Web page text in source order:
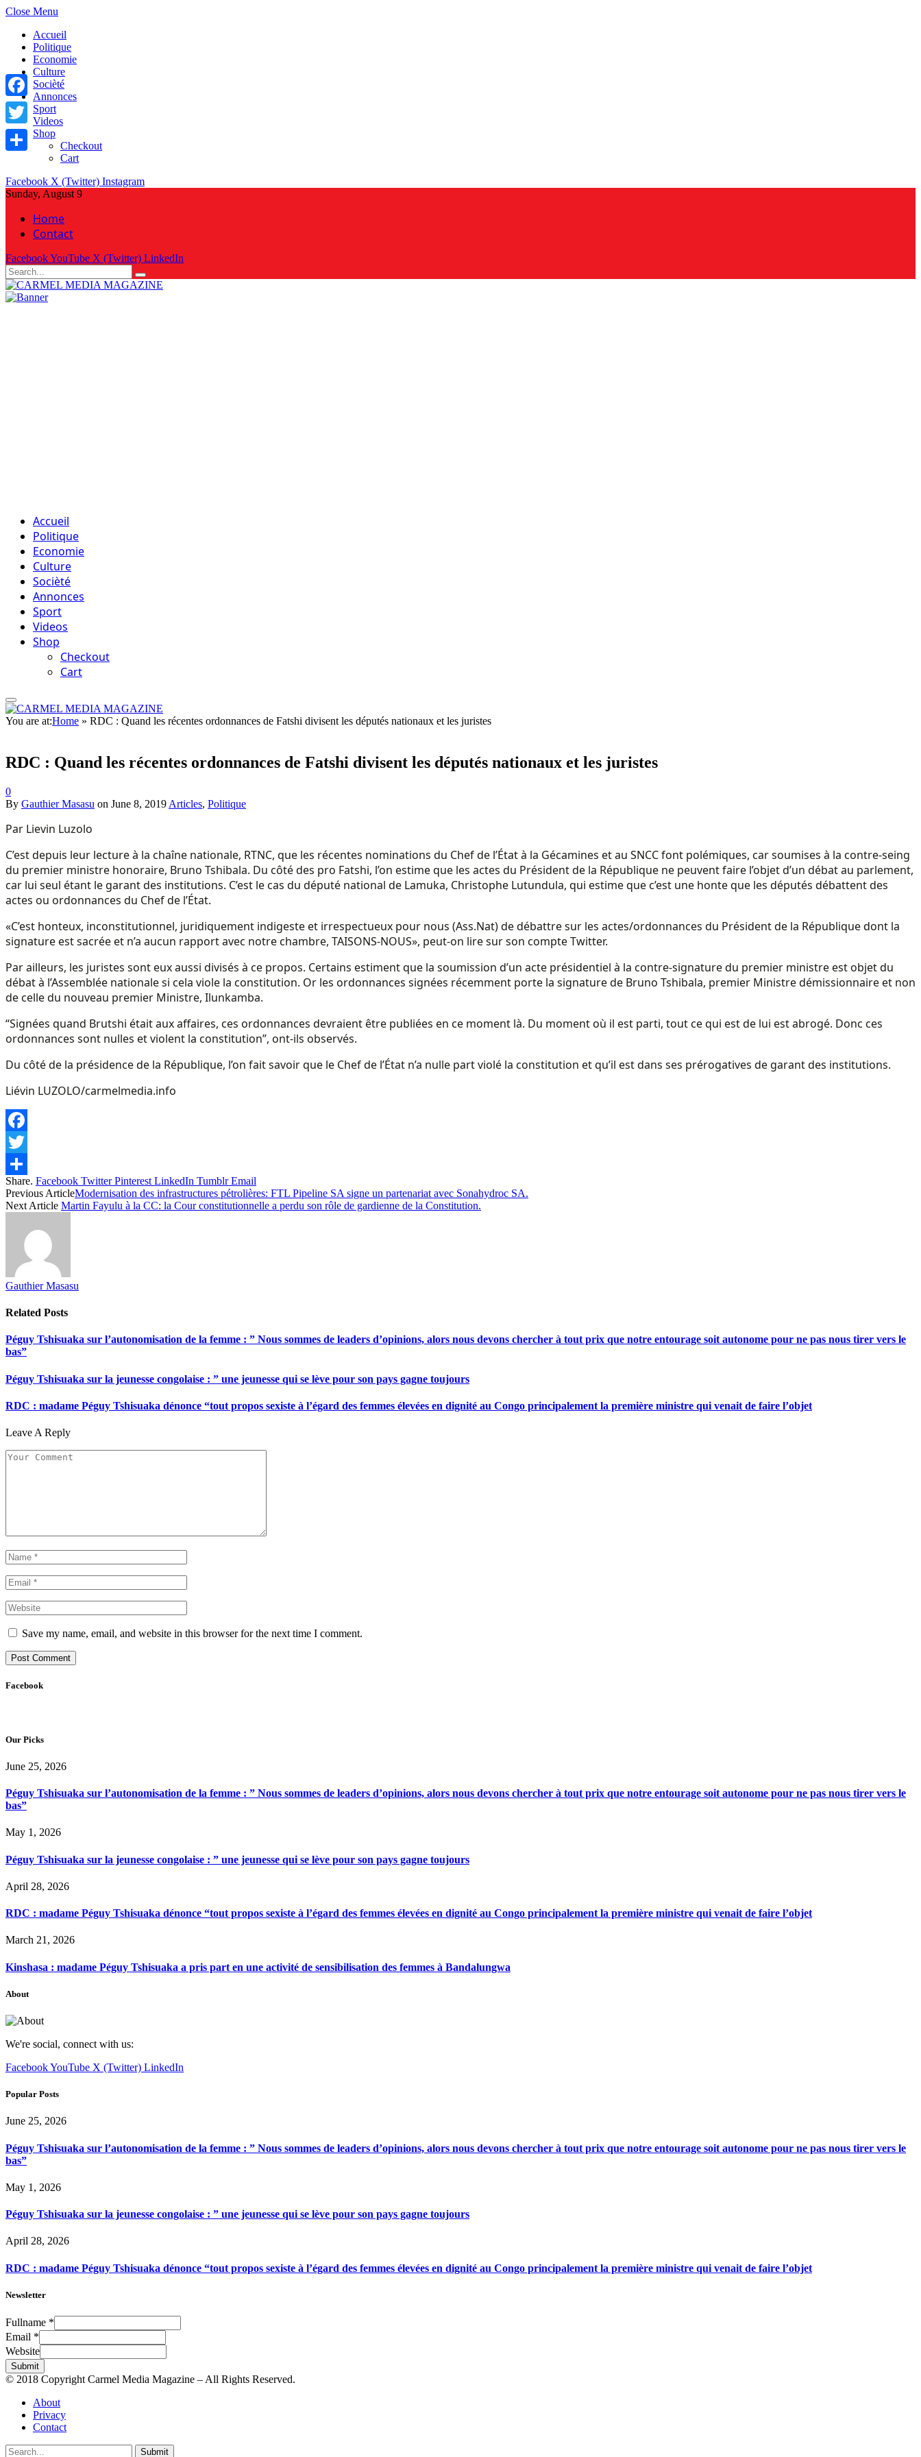
Close Menu
Accueil
Politique
Economie
Culture
Socièté
Annonces
Sport
Videos
Shop
Checkout
Cart
Facebook X (Twitter) Instagram
Sunday, August 9
Home
Contact
FacebookYouTube X (Twitter) LinkedIn
Accueil
Politique
Economie
Culture
Socièté
Annonces
Sport
Videos
Shop
Checkout
Cart
You are at:Home » RDC : Quand les récentes ordonnances de Fatshi divisent les députés nationaux et les juristes
RDC : Quand les récentes ordonnances de Fatshi divisent les députés nationaux et les juristes
0
By Gauthier Masasu on June 8, 2019 Articles, Politique
Par Lievin Luzolo
C’est depuis leur lecture à la chaîne nationale, RTNC, que les récentes nominations du Chef de l’État à la Gécamines et au SNCC font polémiques, car soumises à la contre-seing
du premier ministre honoraire, Bruno Tshibala. Du côté des pro Fatshi, l’on estime que les actes du Président de la République ne peuvent faire l’objet d’un débat au parlement,
car lui seul étant le garant des institutions. C’est le cas du député national de Lamuka, Christophe Lutundula, qui estime que c’est une honte que les députés débattent des
actes ou ordonnances du Chef de l’État.
«C’est honteux, inconstitutionnel, juridiquement indigeste et irrespectueux pour nous (Ass.Nat) de débattre sur les actes/ordonnances du Président de la République dont la
signature est sacrée et n’a aucun rapport avec notre chambre, TAISONS-NOUS», peut-on lire sur son compte Twitter.
Par ailleurs, les juristes sont eux aussi divisés à ce propos. Certains estiment que la soumission d’un acte présidentiel à la contre-signature du premier ministre est objet du
débat à l’Assemblée nationale si cela viole la constitution. Or les ordonnances signées récemment porte la signature de Bruno Tshibala, premier Ministre démissionnaire et non
de celle du nouveau premier Ministre, Ilunkamba.
“Signées quand Brutshi était aux affaires, ces ordonnances devraient être publiées en ce moment là. Du moment où il est parti, tout ce qui est de lui est abrogé. Donc ces
ordonnances sont nulles et violent la constitution”, ont-ils observés.
Du côté de la présidence de la République, l’on fait savoir que le Chef de l’État n’a nulle part violé la constitution et qu’il est dans ses prérogatives de garant des institutions.
Liévin LUZOLO/carmelmedia.info
Facebook
Twitter
Share
Share. Facebook Twitter Pinterest LinkedIn Tumblr Email
Previous ArticleModernisation des infrastructures pétrolières: FTL Pipeline SA signe un partenariat avec Sonahydroc SA.
Next Article Martin Fayulu à la CC: la Cour constitutionnelle a perdu son rôle de gardienne de la Constitution.
Gauthier Masasu
Related Posts
Péguy Tshisuaka sur l’autonomisation de la femme : ” Nous sommes de leaders d’opinions, alors nous devons chercher à tout prix que notre entourage soit autonome pour ne pas nous tirer vers le
bas”
Péguy Tshisuaka sur la jeunesse congolaise : ” une jeunesse qui se lève pour son pays gagne toujours
RDC : madame Péguy Tshisuaka dénonce “tout propos sexiste à l’égard des femmes élevées en dignité au Congo principalement la première ministre qui venait de faire l’objet
Leave A Reply
Save my name, email, and website in this browser for the next time I comment.
Facebook
Our Picks
June 25, 2026
Péguy Tshisuaka sur l’autonomisation de la femme : ” Nous sommes de leaders d’opinions, alors nous devons chercher à tout prix que notre entourage soit autonome pour ne pas nous tirer vers le
bas”
May 1, 2026
Péguy Tshisuaka sur la jeunesse congolaise : ” une jeunesse qui se lève pour son pays gagne toujours
April 28, 2026
RDC : madame Péguy Tshisuaka dénonce “tout propos sexiste à l’égard des femmes élevées en dignité au Congo principalement la première ministre qui venait de faire l’objet
March 21, 2026
Kinshasa : madame Péguy Tshisuaka a pris part en une activité de sensibilisation des femmes à Bandalungwa
About
We're social, connect with us:
FacebookYouTube X (Twitter) LinkedIn
Popular Posts
June 25, 2026
Péguy Tshisuaka sur l’autonomisation de la femme : ” Nous sommes de leaders d’opinions, alors nous devons chercher à tout prix que notre entourage soit autonome pour ne pas nous tirer vers le
bas”
May 1, 2026
Péguy Tshisuaka sur la jeunesse congolaise : ” une jeunesse qui se lève pour son pays gagne toujours
April 28, 2026
RDC : madame Péguy Tshisuaka dénonce “tout propos sexiste à l’égard des femmes élevées en dignité au Congo principalement la première ministre qui venait de faire l’objet
Newsletter
Fullname *
Email *
Website
Submit
© 2018 Copyright Carmel Media Magazine – All Rights Reserved.
About
Privacy
Contact
Submit
Facebook
Twitter